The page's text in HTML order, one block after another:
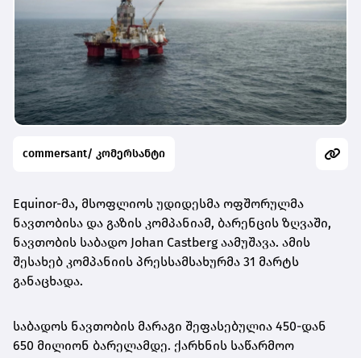
commersant/ კომერსანტი
Equinor-მა, მსოფლიოს უდიდესმა ოფშორულმა
ნავთობისა და გაზის კომპანიამ, ბარენცის ზღვაში,
ნავთობის საბადო Johan Castberg აამუშავა. ამის
შესახებ კომპანიის პრესსამსახურმა 31 მარტს
განაცხადა.
საბადოს ნავთობის მარაგი შეფასებულია 450-დან
650 მილიონ ბარელამდე. ქარხნის საწარმოო